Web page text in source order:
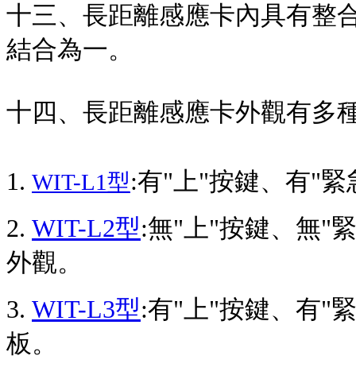
十三、 長距離感應卡內具有整
結合為一。
十四 、 長距離感應卡外觀有多
1. WIT-L1型:有"上"按鍵、有"緊
2. WIT-L2型:無"上"按鍵、無"
外觀。
3. WIT-L3型:有"上"按鍵、有"
板。